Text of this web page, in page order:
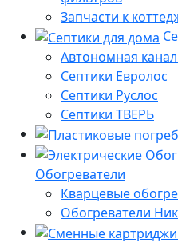
Запчасти к
Автономная
Септики Евролос
Септики Руслос
Септики ТВЕРЬ
Обогреватели
Кварцевые
Обогреватели